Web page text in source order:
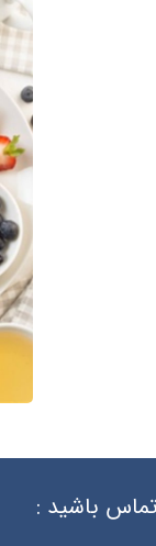
تماس باشید :